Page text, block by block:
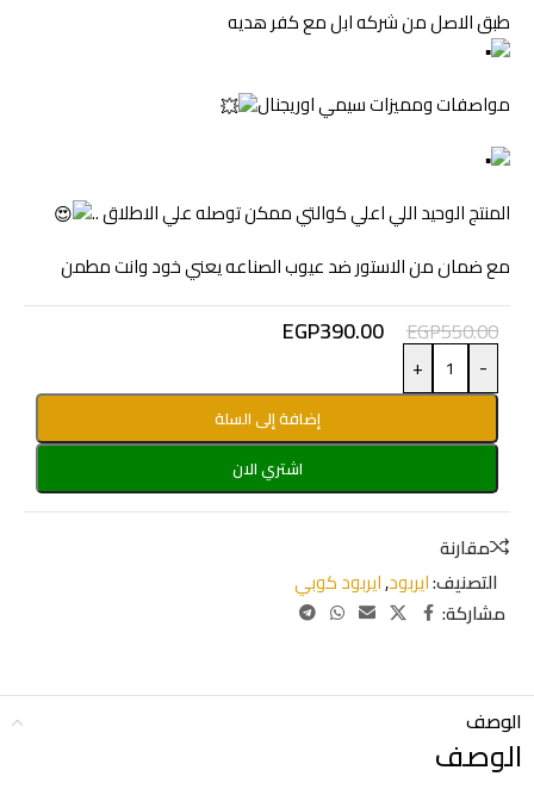
طبق الاصل من شركه ابل مع كفر هديه
مواصفات ومميزات سيمي اوريجنال
المنتج الوحيد اللي اعلي كوالتي ممكن توصله علي الاطلاق ..
مع ضمان من الاستور ضد عيوب الصناعه يعني خود وانت مطمن
EGP550.00
EGP390.00
-
+
إضافة إلى السلة
اشتري الان
مقارنة
التصنيف:ايربود,ايربود كوبي
مشاركة:
الوصف
الوصف